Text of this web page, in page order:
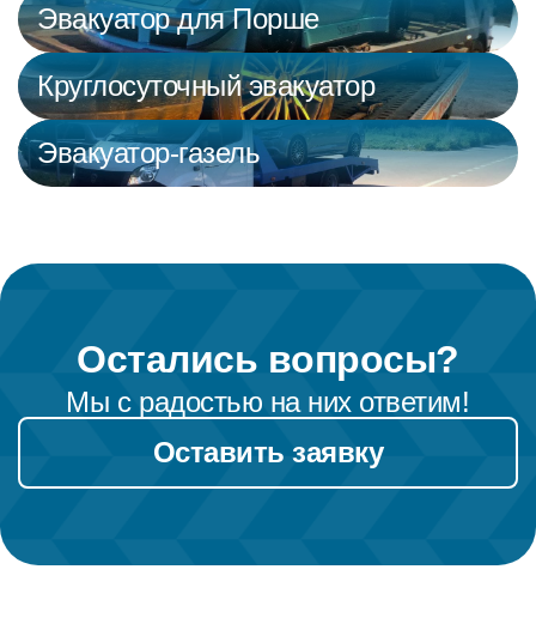
Эвакуатор для Порше
Круглосуточный эвакуатор
Эвакуатор-газель
Остались вопросы?
Мы с радостью на них ответим!
Оставить заявку